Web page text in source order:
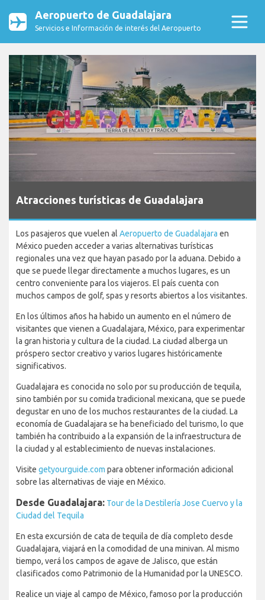
Aeropuerto de Guadalajara
Servicios e Información de interés del Aeropuerto
Atracciones turísticas de Guadalajara
Los pasajeros que vuelen al Aeropuerto de Guadalajara en
México pueden acceder a varias alternativas turísticas
regionales una vez que hayan pasado por la aduana. Debido a
que se puede llegar directamente a muchos lugares, es un
centro conveniente para los viajeros. El país cuenta con
muchos campos de golf, spas y resorts abiertos a los visitantes.
En los últimos años ha habido un aumento en el número de
visitantes que vienen a Guadalajara, México, para experimentar
la gran historia y cultura de la ciudad. La ciudad alberga un
próspero sector creativo y varios lugares históricamente
significativos.
Guadalajara es conocida no solo por su producción de tequila,
sino también por su comida tradicional mexicana, que se puede
degustar en uno de los muchos restaurantes de la ciudad. La
economía de Guadalajara se ha beneficiado del turismo, lo que
también ha contribuido a la expansión de la infraestructura de
la ciudad y al establecimiento de nuevas instalaciones.
Visite getyourguide.com para obtener información adicional
sobre las alternativas de viaje en México.
Desde Guadalajara: Tour de la Destilería Jose Cuervo y la
Ciudad del Tequila
En esta excursión de cata de tequila de día completo desde
Guadalajara, viajará en la comodidad de una minivan. Al mismo
tiempo, verá los campos de agave de Jalisco, que están
clasificados como Patrimonio de la Humanidad por la UNESCO.
Realice un viaje al campo de México, famoso por la producción